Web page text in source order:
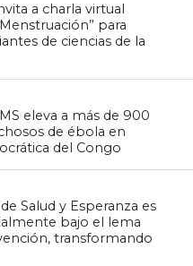
a charla virtual
para
de ciencias de la
eleva a más de 900
de ébola en
del Congo
Salud y Esperanza es
bajo el lema
transformando